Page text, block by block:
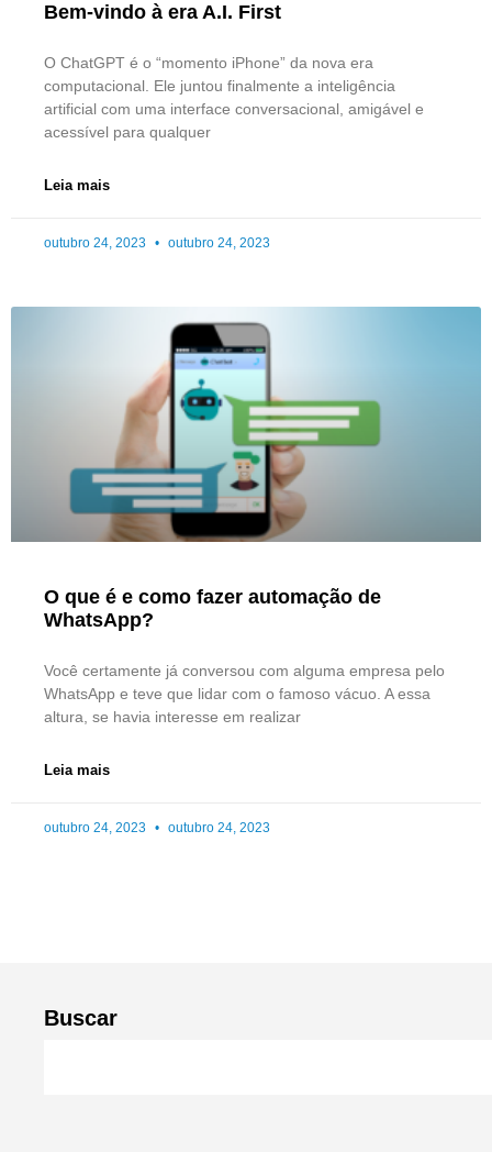
Buscar
Bem-vindo à era A.I. First
O ChatGPT é o “momento iPhone” da nova era
computacional. Ele juntou finalmente a inteligência
artificial com uma interface conversacional, amigável e
acessível para qualquer
Leia mais
outubro 24, 2023 outubro 24, 2023
O que é e como fazer automação de
WhatsApp?
Você certamente já conversou com alguma empresa pelo
WhatsApp e teve que lidar com o famoso vácuo. A essa
altura, se havia interesse em realizar
Leia mais
outubro 24, 2023 outubro 24, 2023